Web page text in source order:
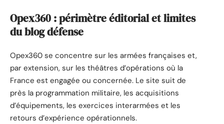
Opex360 : périmètre éditorial et limites
du blog défense
Opex360 se concentre sur les armées françaises et,
par extension, sur les théâtres d’opérations où la
France est engagée ou concernée. Le site suit de
près la programmation militaire, les acquisitions
d’équipements, les exercices interarmées et les
retours d’expérience opérationnels.